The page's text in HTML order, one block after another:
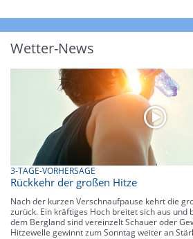
Wetter-News
3-TAGE-VORHERSAGE
Rückkehr der großen Hitze
Nach der kurzen Verschnaufpause kehrt die
zurück. Ein kräftiges Hoch breitet sich aus und
dem Bergland sind vereinzelt Schauer oder
Hitzewelle gewinnt zum Sonntag weiter an